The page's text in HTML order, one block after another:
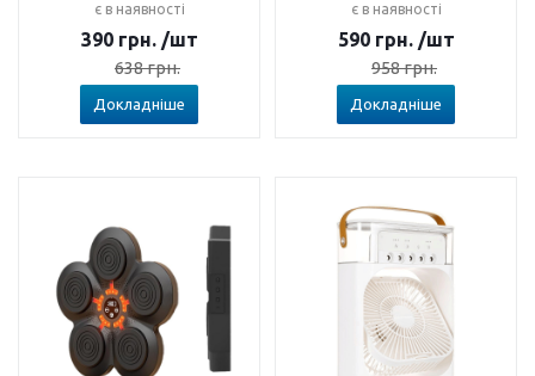
є в наявності
390 грн. /шт
638грн.
Докладніше
є в наявності
590 грн. /шт
958грн.
Докладніше